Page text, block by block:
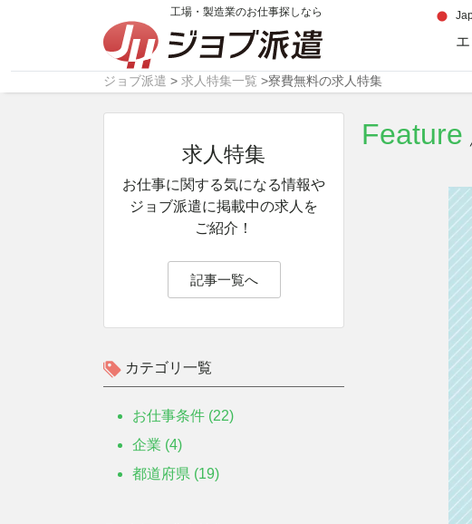
工場・製造業のお仕事探しなら
ジョブ派遣 > 求人特集一覧 >寮費無料の求人特集
Feature
求人特集
お仕事に関する気になる情報や
ジョブ派遣に掲載中の求人を
ご紹介！
記事一覧へ
カテゴリ一覧
お仕事条件 (22)
企業 (4)
都道府県 (19)